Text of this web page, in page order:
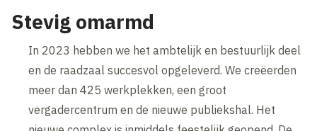
Stevig omarmd
In 2023 hebben we het ambtelijk en bestuurlijk deel
en de raadzaal succesvol opgeleverd. We creëerden
meer dan 425 werkplekken, een groot
vergadercentrum en de nieuwe publiekshal. Het